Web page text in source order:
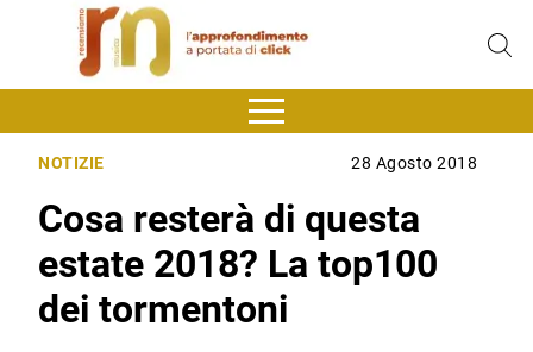
NOTIZIE 28 Agosto 2018
Cosa resterà di questa
estate 2018? La top100
dei tormentoni